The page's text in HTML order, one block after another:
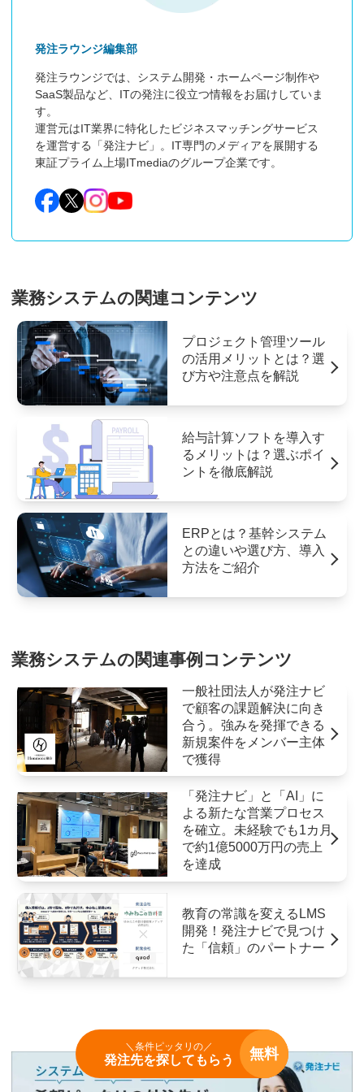
発注ラウンジ編集部
発注ラウンジでは、システム開発・ホームページ制作や
SaaS製品など、ITの発注に役立つ情報をお届けしていま
す。
運営元はIT業界に特化したビジネスマッチングサービス
を運営する「発注ナビ」。IT専門のメディアを展開する
東証プライム上場ITmediaのグループ企業です。
業務システムの関連コンテンツ
プロジェクト管理ツール
の活用メリットとは？選
び方や注意点を解説
給与計算ソフトを導入す
るメリットは？選ぶポイ
ントを徹底解説
ERPとは？基幹システム
との違いや選び方、導入
方法をご紹介
業務システムの関連事例コンテンツ
一般社団法人が発注ナビ
で顧客の課題解決に向き
合う。強みを発揮できる
新規案件をメンバー主体
で獲得
「発注ナビ」と「AI」に
よる新たな営業プロセス
を確立。未経験でも1カ月
で約1億5000万円の売上
を達成
教育の常識を変えるLMS
開発！発注ナビで見つけ
た「信頼」のパートナー
＼条件ピッタリの／
発注先を探してもらう 無料